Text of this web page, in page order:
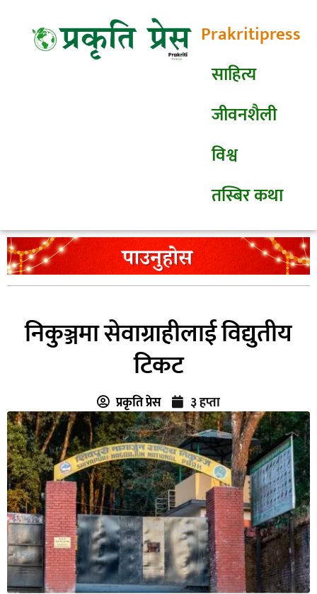
Prakritipress
साहित्य
जीवनशैली
विश्व
तस्बिर कथा
निकुञ्जमा सेवाग्राहीलाई विद्युतीय
टिकट
प्रकृति प्रेस ३ हप्ता